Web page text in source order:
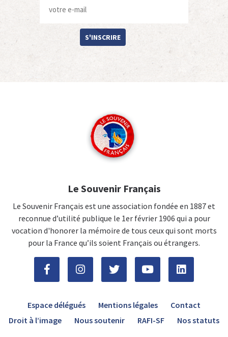
S'INSCRIRE
Le Souvenir Français
Le Souvenir Français est une association fondée en 1887 et
reconnue d’utilité publique le 1er février 1906 qui a pour
vocation d'honorer la mémoire de tous ceux qui sont morts
pour la France qu’ils soient Français ou étrangers.
Espace délégués Mentions légales
Contact
Droit à l’image
Nous soutenir RAFI-SF Nos statuts